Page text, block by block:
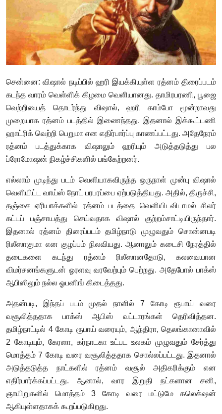
National
World
Astrology
Weather
Politics
சென்னை: விஷால் நடிப்பில் ஹரி இயக்கியுள்ள ரத்னம் திரைப்படம்
கடந்த வாரம் வெள்ளிக் கிழமை வெளியானது. தாமிரபரணி, பூஜை
வெற்றியைத் தொடர்ந்து விஷால், ஹரி காம்போ மூன்றாவது
முறையாக ரத்னம் படத்தில் இணைந்தது. இதனால் இக்கூட்டணி
ஹாட்ரிக் வெற்றி பெறுமா என எதிர்பார்ப்பு காணப்பட்டது. அதேநேரம்
ரத்னம் படத்துக்காக விஷாலும் ஹரியும் அடுத்தடுத்து பல
ப்ரோமோஷன் நிகழ்ச்சிகளில் பங்கேற்றனர்.
எல்லாம் முடிந்து படம் வெளியாகவிருந்த ஒருநாள் முன்பு விஷால்
வெளியிட்ட வாய்ஸ் நோட் பரபரப்பை ஏற்படுத்தியது. அதில், திருச்சி,
தஞ்சை ஏரியாக்களில் ரத்னம் படத்தை வெளியிடவிடாமல் சிலர்
கட்டப் பஞ்சாயத்து செய்வதாக விஷால் குற்றம்சாட்டியிருந்தார்.
இதனால் ரத்னம் திரைப்படம் தமிழ்நாடு முழுவதும் சொன்னபடி
ரிலீஸாகுமா என குழப்பம் நிலவியது. ஆனாலும் கடைசி நேரத்தில்
தடைகளை கடந்து ரத்னம் ரிலீஸானதோடு, கலவையான
விமர்சனங்களுடன் ஓரளவு வரவேற்பும் பெற்றது. அதேபோல் பாக்ஸ்
ஆபிஸிலும் நல்ல ஓபனிங் கிடைத்தது.
அதன்படி, இந்தப் படம் முதல் நாளில் 7 கோடி ரூபாய் வரை
வசூலித்ததாக பாக்ஸ் ஆபிஸ் வட்டாரங்கள் தெரிவித்தன.
தமிழ்நாட்டில் 4 கோடி ரூபாய் வரையும், ஆந்திரா, தெலங்கானாவில்
2 கோடியும், கேரளா, கர்நாடகா உட்பட உலகம் முழுவதும் சேர்த்து
மொத்தம் 7 கோடி வரை வசூலித்ததாக சொல்லப்பட்டது. இதனால்
அடுத்தடுத்த நாட்களில் ரத்னம் வசூல் அதிகரிக்கும் என
எதிர்பார்க்கப்பட்டது. ஆனால், வார இறுதி நட்களான சனி,
ஞாயிறுகளில் மொத்தம் 3 கோடி வரை மட்டுமே கலெக்‌ஷன்
ஆகியுள்ளதாகக் கூறப்படுகிறது.